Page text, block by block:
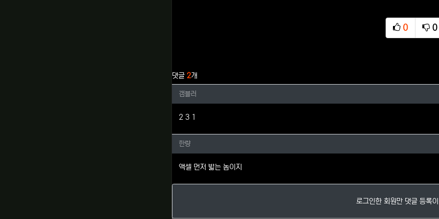
0
추천
0
비
댓글 2개
갬블러님의 댓글
갬블러
2 3 1
한량님의 댓글
한량
액셀 먼저 밟는 놈이지
로그인한 회원만 댓글 등록